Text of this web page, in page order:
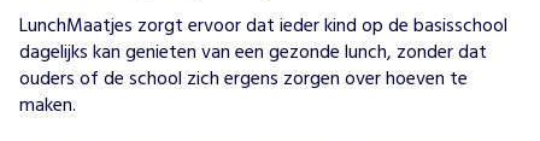
g
t
o
p
LunchMaatjes zorgt ervoor dat ieder kind op de basisschool
dagelijks kan genieten van een gezonde lunch, zonder dat
ouders of de school zich ergens zorgen over hoeven te
maken.